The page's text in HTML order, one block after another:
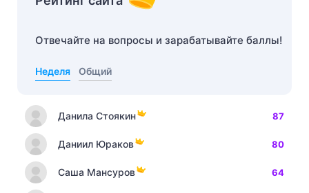
Отвечайте на вопросы и зарабатывайте баллы!
Неделя Общий
Данила Стоякин 87
Даниил Юраков 80
Саша Мансуров 64